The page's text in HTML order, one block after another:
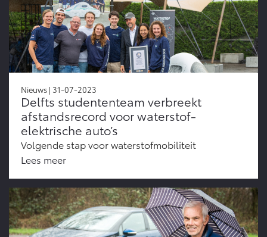
Nieuws | 31-07-2023
Delfts studententeam verbreekt
afstandsrecord voor waterstof-
elektrische auto’s
Volgende stap voor waterstofmobiliteit
Lees meer